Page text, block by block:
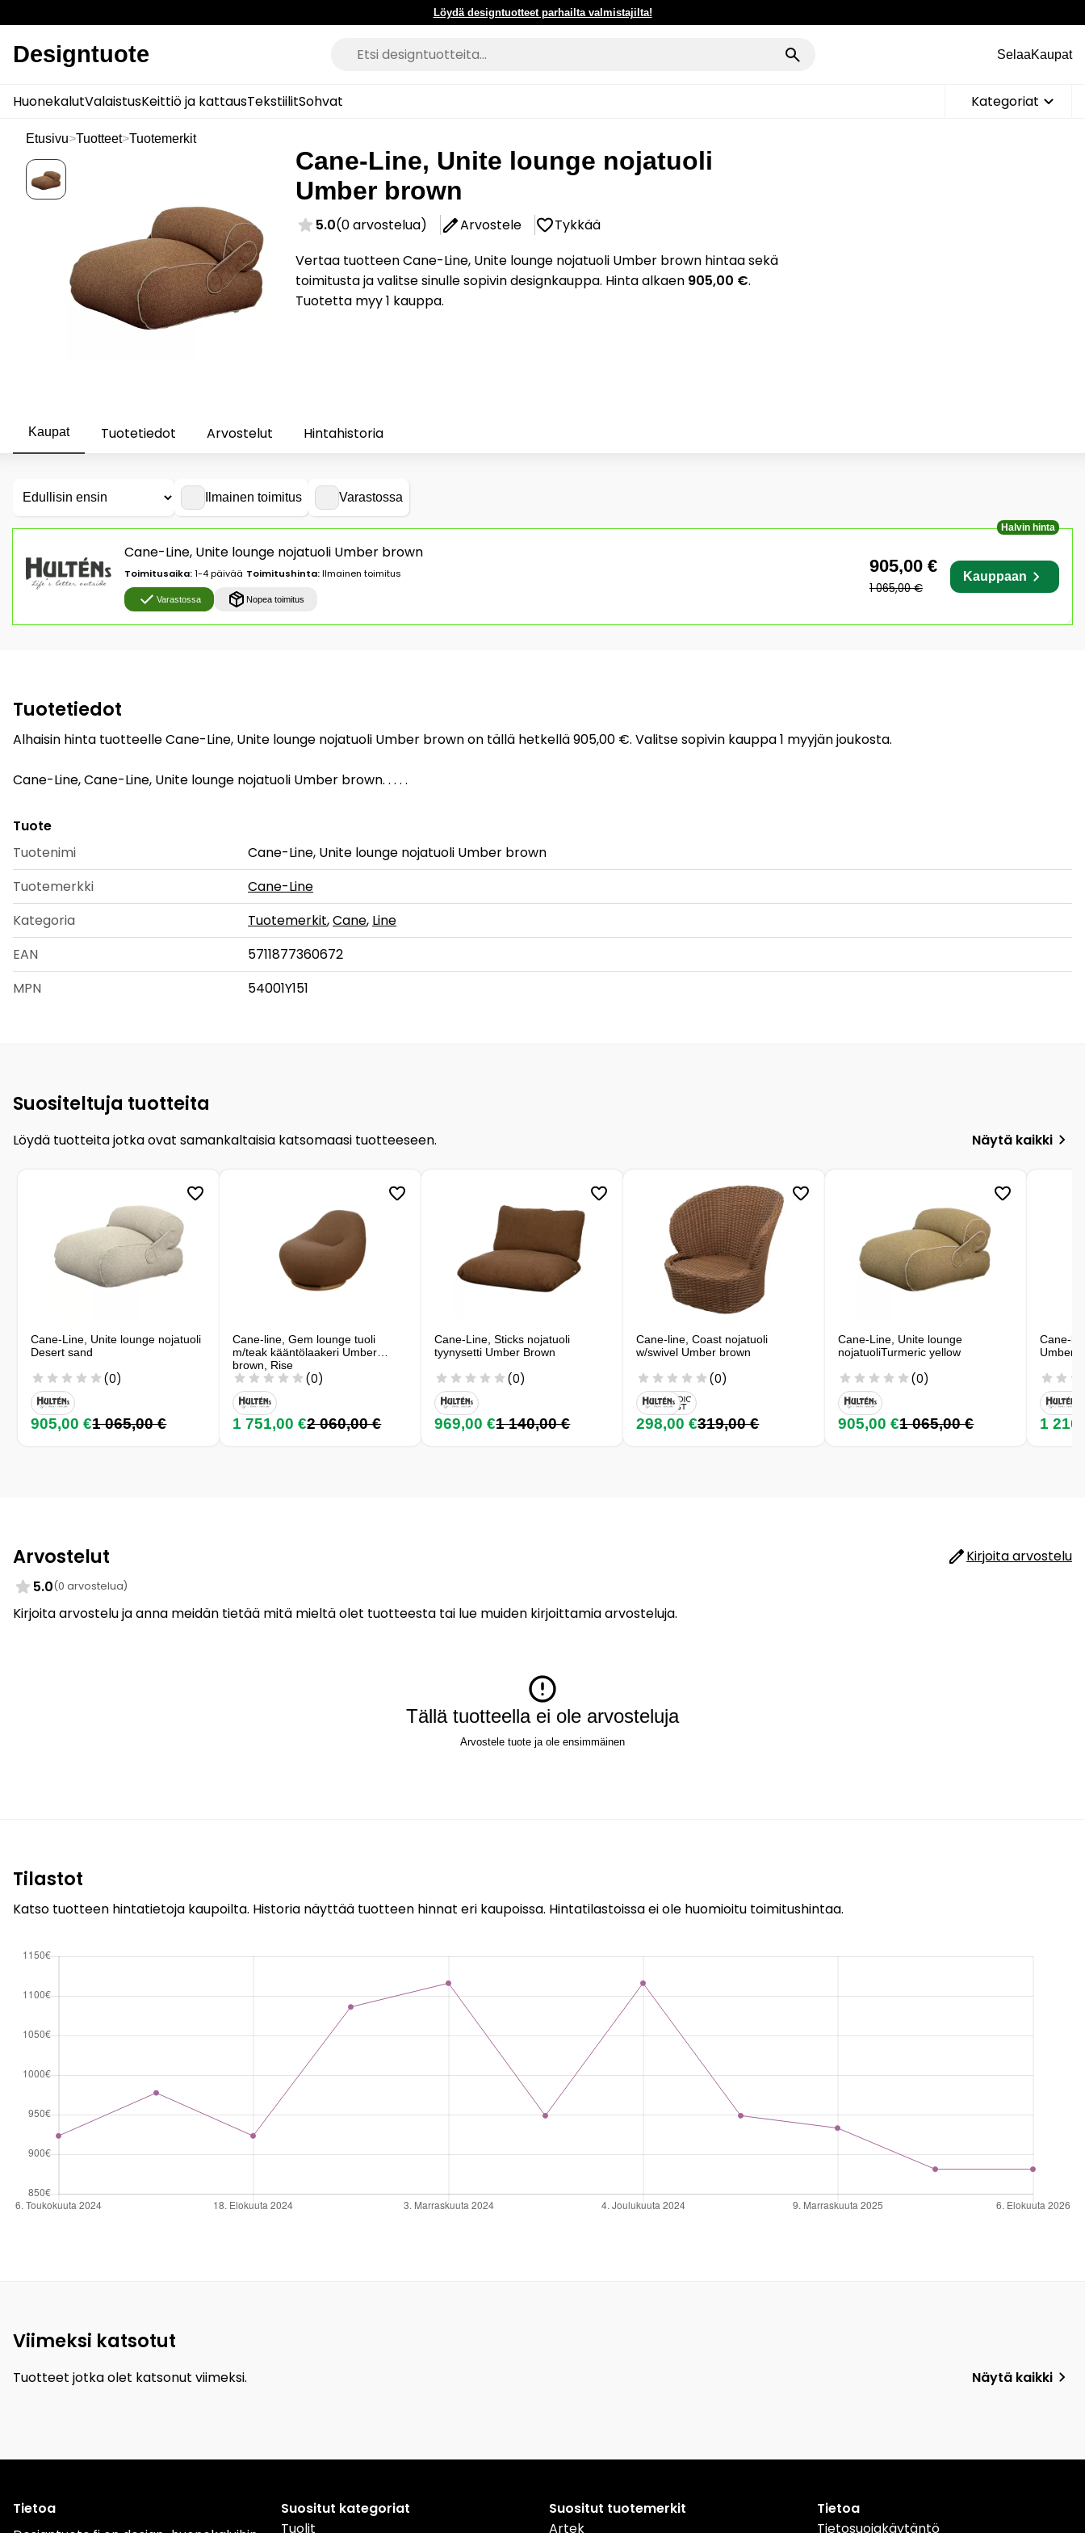
Löydä designtuotteet parhailta valmistajilta!
Designtuote SelaaKaupat
HuonekalutValaistusKeittiö ja kattausTekstiilitSohvat Kategoriat
Etusivu>Tuotteet>Tuotemerkit
Cane-Line, Unite lounge nojatuoli
Umber brown
5.0(0 arvostelua) Arvostele
Tykkää
Vertaa tuotteen Cane-Line, Unite lounge nojatuoli Umber brown hintaa sekä
toimitusta ja valitse sinulle sopivin designkauppa. Hinta alkaen 905,00 €.
Tuotetta myy 1 kauppa.
Kaupat Tuotetiedot Arvostelut Hintahistoria
Ilmainen toimitus Varastossa
Halvin hinta
Cane-Line, Unite lounge nojatuoli Umber brown
Toimitusaika:1-4 päivää Toimitushinta:Ilmainen toimitus
Varastossa Nopea toimitus
905,00 €
1 065,00 €
Kauppaan
Tuotetiedot
Alhaisin hinta tuotteelle Cane-Line, Unite lounge nojatuoli Umber brown on tällä hetkellä 905,00 €. Valitse sopivin kauppa 1 myyjän joukosta.
Cane-Line, Cane-Line, Unite lounge nojatuoli Umber brown. . . . .
Tuote
Tuotenimi
Cane-Line, Unite lounge nojatuoli Umber brown
Tuotemerkki
Cane-Line
Kategoria
Tuotemerkit,Cane, Line
EAN
5711877360672
MPN
54001Y151
Suositeltuja tuotteita
Löydä tuotteita jotka ovat samankaltaisia katsomaasi tuotteeseen. Näytä kaikki
Cane-Line, Unite lounge nojatuoli
Desert sand
(0)
905,00 €1 065,00 €
Cane-line, Gem lounge tuoli
m/teak kääntölaakeri Umber
brown, Rise
(0)
1 751,00 €2 060,00 €
Cane-Line, Sticks nojatuoli
tyynysetti Umber Brown
(0)
969,00 €1 140,00 €
Cane-line, Coast nojatuoli
w/swivel Umber brown
(0)
298,00 €319,00 €
Cane-Line, Unite lounge
nojatuoliTurmeric yellow
(0)
905,00 €1 065,00 €
Cane-
Umber
1
Arvostelut
Kirjoita arvostelu
5.0(0 arvostelua)
Kirjoita arvostelu ja anna meidän tietää mitä mieltä olet tuotteesta tai lue muiden kirjoittamia arvosteluja.
Tällä tuotteella ei ole arvosteluja
Arvostele tuote ja ole ensimmäinen
Tilastot
Katso tuotteen hintatietoja kaupoilta. Historia näyttää tuotteen hinnat eri kaupoissa. Hintatilastoissa ei ole huomioitu toimitushintaa.
Viimeksi katsotut
Tuotteet jotka olet katsonut viimeksi. Näytä kaikki
Tietoa
Suositut kategoriat
Tuolit
Suositut tuotemerkit
Artek
Tietoa
Tietosuojakäytäntö